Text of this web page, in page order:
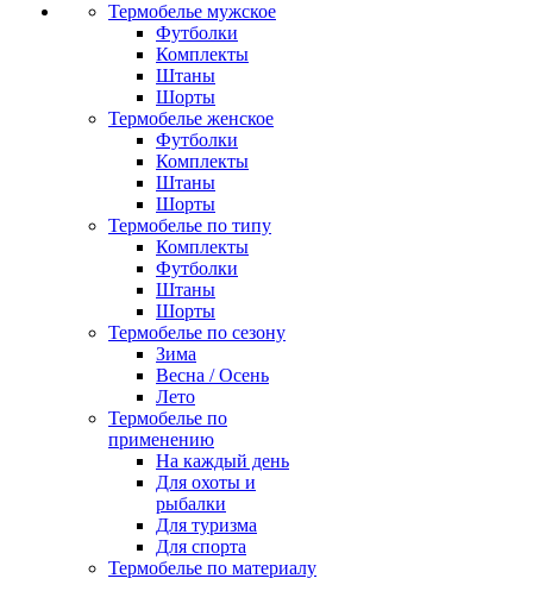
Термобелье мужское
Футболки
Комплекты
Штаны
Шорты
Термобелье женское
Футболки
Комплекты
Штаны
Шорты
Термобелье по типу
Комплекты
Футболки
Штаны
Шорты
Термобелье по сезону
Зима
Весна / Осень
Лето
Термобелье по
применению
На каждый день
Для охоты и
рыбалки
Для туризма
Для спорта
Термобелье по материалу